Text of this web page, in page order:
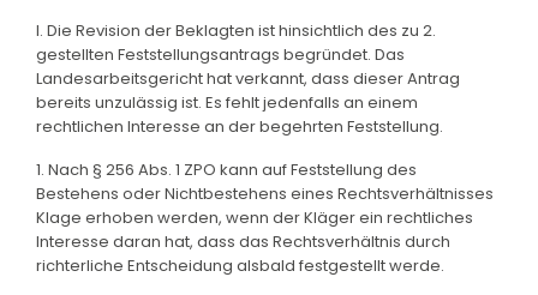
I. Die Revision der Beklagten ist hinsichtlich des zu 2.
gestellten Feststellungsantrags begründet. Das
Landesarbeitsgericht hat verkannt, dass dieser Antrag
bereits unzulässig ist. Es fehlt jedenfalls an einem
rechtlichen Interesse an der begehrten Feststellung.
1. Nach § 256 Abs. 1 ZPO kann auf Feststellung des
Bestehens oder Nichtbestehens eines Rechtsverhältnisses
Klage erhoben werden, wenn der Kläger ein rechtliches
Interesse daran hat, dass das Rechtsverhältnis durch
richterliche Entscheidung alsbald festgestellt werde.